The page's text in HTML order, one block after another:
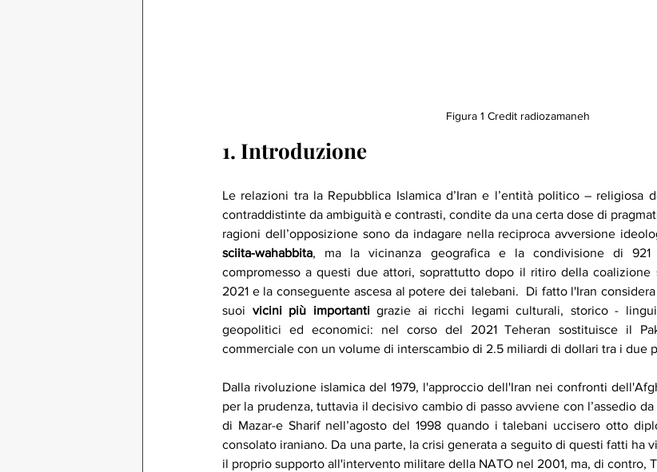
Figura 1 Credit radiozamaneh
1. Introduzione
Le relazioni tra la Repubblica Islamica d’Iran e l’entità politico – religiosa
contraddistinte da ambiguità e contrasti, condite da una certa dose di
ragioni dell’opposizione sono da indagare nella reciproca avversione
sciita-wahabbita, ma la vicinanza geografica e la condivisione di
compromesso a questi due attori, soprattutto dopo il ritiro della coalizione
2021 e la conseguente ascesa al potere dei talebani.  Di fatto l'Iran
suoi vicini più importanti grazie ai ricchi legami culturali, storico -
geopolitici ed economici: nel corso del 2021 Teheran sostituisce il
commerciale con un volume di interscambio di 2.5 miliardi di dollari tra i due
Dalla rivoluzione islamica del 1979, l'approccio dell'Iran nei confronti
per la prudenza, tuttavia il decisivo cambio di passo avviene con l’assedio
di Mazar-e Sharif nell’agosto del 1998 quando i talebani uccisero otto
consolato iraniano. Da una parte, la crisi generata a seguito di questi fatti ha
il proprio supporto all'intervento militare della NATO nel 2001, ma, di contro,